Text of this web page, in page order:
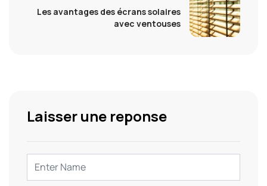
Les avantages des écrans solaires
avec ventouses
Laisser une reponse